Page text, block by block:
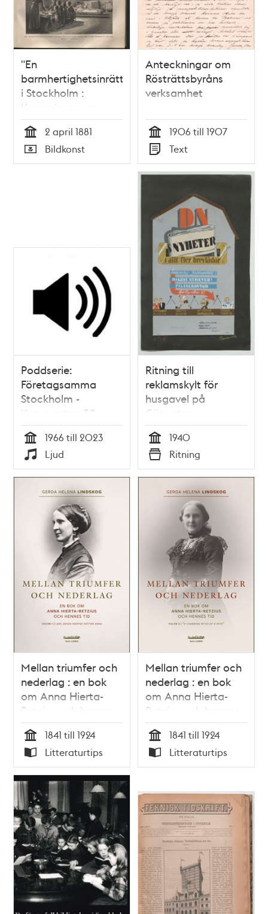
"En
barmhertighetsinrättning
i Stockholm :
Kronprinsessan
Lovisas Vårdanstalt
för sjuka barn" -
tryckt illustration
1881
Tid
2 april 1881
Typ
Bildkonst
Anteckningar om
Rösträttsbyråns
verksamhet
Tid
1906 till 1907
Typ
Text
Poddserie:
Företagsamma
Stockholm -
Kungsgatan 59,
Mah-Jong
Tid
1966 till 2023
Typ
Ljud
Ritning till
reklamskylt för
husgavel på
Götgatan
Tid
1940
Typ
Ritning
Mellan triumfer och
nederlag : en bok
om Anna Hierta-
Retzius och hennes
tid. Volym 1. Lars
Johan Hiertas
dotter Anna /
Gerda Helena
Lindskog
Tid
1841 till 1924
Typ
Litteraturtips
Mellan triumfer och
nederlag : en bok
om Anna Hierta-
Retzius och hennes
tid. Volym 2. "A
charming bitch of a
wife" / Gerda
Helena Lindskog
Tid
1841 till 1924
Typ
Litteraturtips